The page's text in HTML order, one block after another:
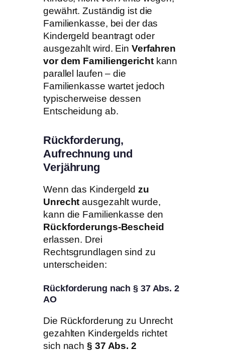
gewährt. Zuständig ist die
Familienkasse, bei der das
Kindergeld beantragt oder
ausgezahlt wird. Ein Verfahren
vor dem Familiengerichtkann
parallel laufen – die
Familienkasse wartet jedoch
typischerweise dessen
Entscheidung ab.
Rückforderung,
Aufrechnung und
Verjährung
Wenn das Kindergeld zu
Unrecht ausgezahlt wurde,
kann die Familienkasse den
Rückforderungs-Bescheid
erlassen. Drei
Rechtsgrundlagen sind zu
unterscheiden:
Rückforderung nach § 37 Abs. 2
AO
Die Rückforderung zu Unrecht
gezahlten Kindergelds richtet
sich nach§ 37 Abs. 2